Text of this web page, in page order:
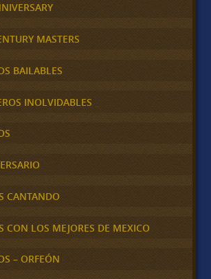
MASTERS
BAILABLES
INOLVIDABLES
CANTANDO
CON LOS MEJORES DE MEXICO
– ORFEÓN